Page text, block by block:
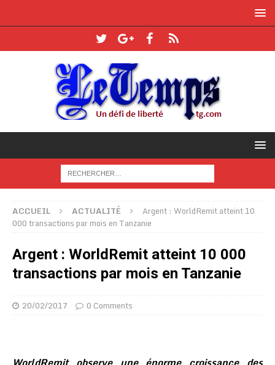
ACCUEIL ACTUALITÉ
Argent : WorldRemit atteint 10
000 transactions par mois en Tanzanie
Argent : WorldRemit atteint 10 000
transactions par mois en Tanzanie
20/02/2017 0 Comments